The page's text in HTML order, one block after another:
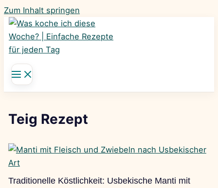
Zum Inhalt springen
Teig Rezept
Traditionelle Köstlichkeit: Usbekische Manti mit